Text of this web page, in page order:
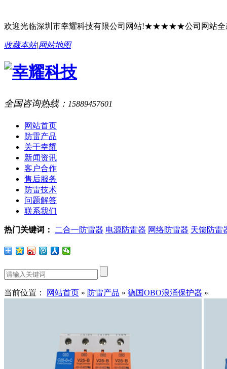
欢迎光临深圳市幸耀科技有限公司网站!★★★★★公司网站全
收藏本站|网站地图
全国咨询热线： 15889457601
网站首页
防雷产品
关于幸耀
新闻资讯
客户合作
售后服务
防雷技术
问题解答
联系我们
热门关键词： 二合一防雷器 电源防雷器 网络防雷器 天馈防雷
当前位置： 网站首页 » 防雷产品 » 德国OBO浪涌保护器 »